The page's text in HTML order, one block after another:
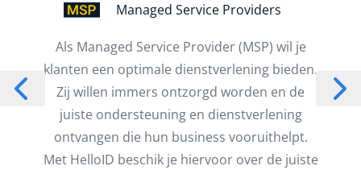
Managed Service Providers
Als Managed Service Provider (MSP) wil je
klanten een optimale dienstverlening bieden.
Zij willen immers ontzorgd worden en de
juiste ondersteuning en dienstverlening
ontvangen die hun business vooruithelpt.
Met HelloID beschik je hiervoor over de juiste